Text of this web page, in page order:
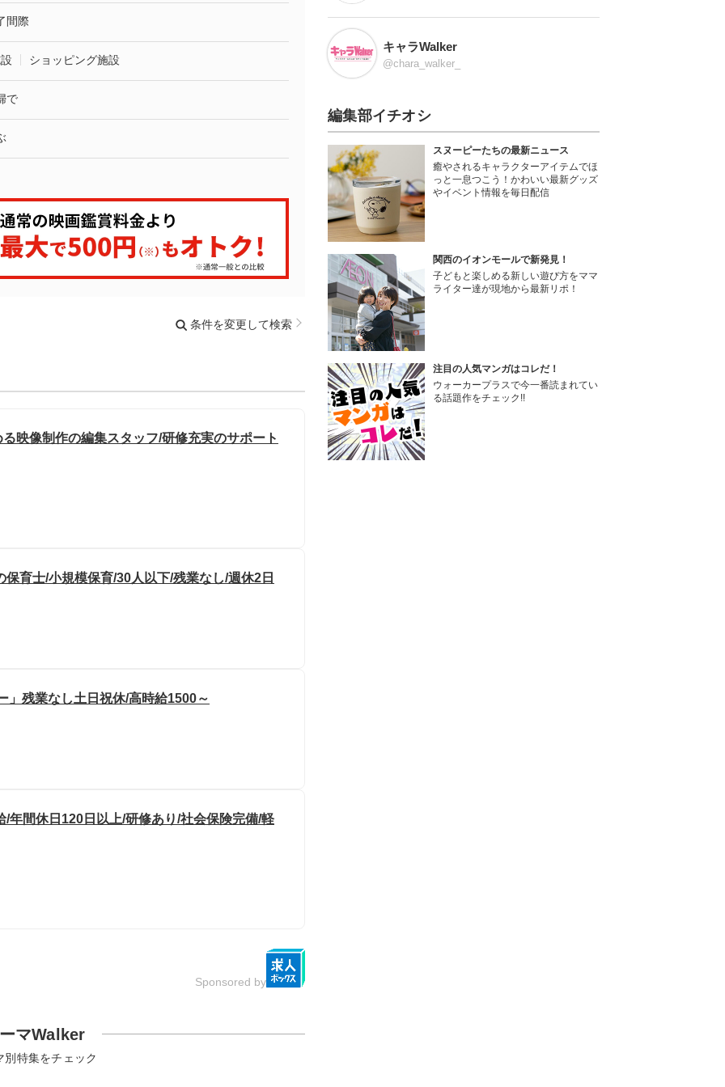
間際
ショッピング施設
で
条件を変更して検索
映像制作の編集スタッフ/研修充実のサポート
育士/小規模保育/30人以下/残業なし/週休2日
」残業なし土日祝休/高時給1500～
年間休日120日以上/研修あり/社会保険完備/軽
Sponsored by
マWalker
別特集をチェック
キャラWalker
@chara_walker_
編集部イチオシ
スヌーピーたちの最新ニュース
癒やされるキャラクターアイテムでほ
っと一息つこう！かわいい最新グッズ
やイベント情報を毎日配信
関西のイオンモールで新発見！
子どもと楽しめる新しい遊び方をママ
ライター達が現地から最新リポ！
注目の人気マンガはコレだ！
ウォーカープラスで今一番読まれてい
る話題作をチェック!!